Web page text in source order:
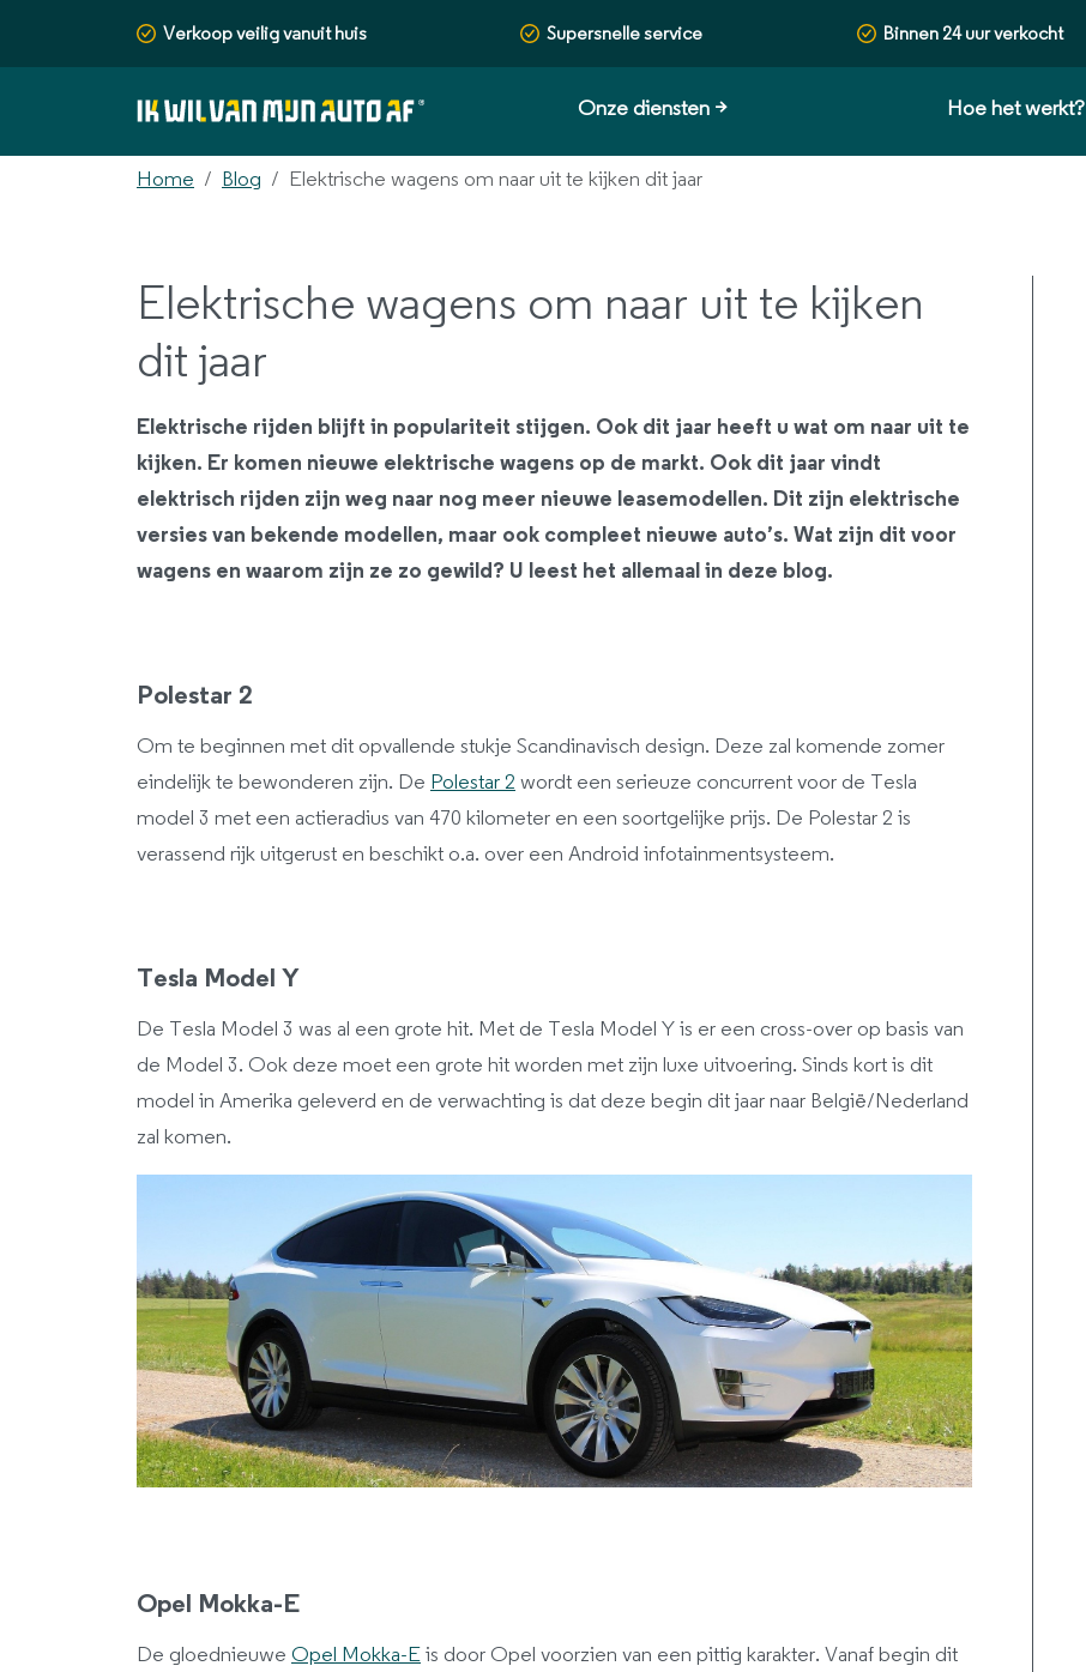
Verkoop veilig vanuit huis Supersnelle service Binnen 24 uur verkocht
Onze diensten > Hoe het werkt?
Home Blog Elektrische wagens om naar uit te kijken dit jaar
Elektrische wagens om naar uit te kijken
dit jaar
Elektrische rijden blijft in populariteit stijgen. Ook dit jaar heeft u wat om naar uit te
kijken. Er komen nieuwe elektrische wagens op de markt. Ook dit jaar vindt
elektrisch rijden zijn weg naar nog meer nieuwe leasemodellen. Dit zijn elektrische
versies van bekende modellen, maar ook compleet nieuwe auto’s. Wat zijn dit voor
wagens en waarom zijn ze zo gewild? U leest het allemaal in deze blog.
Polestar 2
Om te beginnen met dit opvallende stukje Scandinavisch design. Deze zal komende zomer
eindelijk te bewonderen zijn. De Polestar 2 wordt een serieuze concurrent voor de Tesla
model 3 met een actieradius van 470 kilometer en een soortgelijke prijs. De Polestar 2 is
verassend rijk uitgerust en beschikt o.a. over een Android infotainmentsysteem.
Tesla Model Y
De Tesla Model 3 was al een grote hit. Met de Tesla Model Y is er een cross-over op basis van
de Model 3. Ook deze moet een grote hit worden met zijn luxe uitvoering. Sinds kort is dit
model in Amerika geleverd en de verwachting is dat deze begin dit jaar naar België/Nederland
zal komen.
Opel Mokka-E
De gloednieuwe Opel Mokka-E is door Opel voorzien van een pittig karakter. Vanaf begin dit